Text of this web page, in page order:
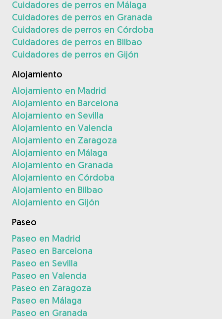
Cuidadores de perros en Málaga
Cuidadores de perros en Granada
Cuidadores de perros en Córdoba
Cuidadores de perros en Bilbao
Cuidadores de perros en Gijón
Alojamiento
Alojamiento en Madrid
Alojamiento en Barcelona
Alojamiento en Sevilla
Alojamiento en Valencia
Alojamiento en Zaragoza
Alojamiento en Málaga
Alojamiento en Granada
Alojamiento en Córdoba
Alojamiento en Bilbao
Alojamiento en Gijón
Paseo
Paseo en Madrid
Paseo en Barcelona
Paseo en Sevilla
Paseo en Valencia
Paseo en Zaragoza
Paseo en Málaga
Paseo en Granada